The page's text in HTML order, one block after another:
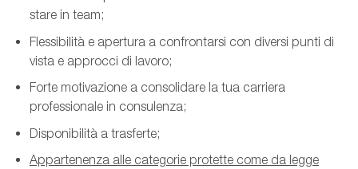
stare in team;
Flessibilità e apertura a confrontarsi con diversi punti di
vista e approcci di lavoro;
Forte motivazione a consolidare la tua carriera
professionale in consulenza;
Disponibilità a trasferte;
Appartenenza alle categorie protette come da legge